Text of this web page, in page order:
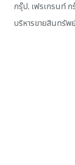
กรุ๊ป, เฟรเกรนท์ ก
บริหารขายสินทรัพ